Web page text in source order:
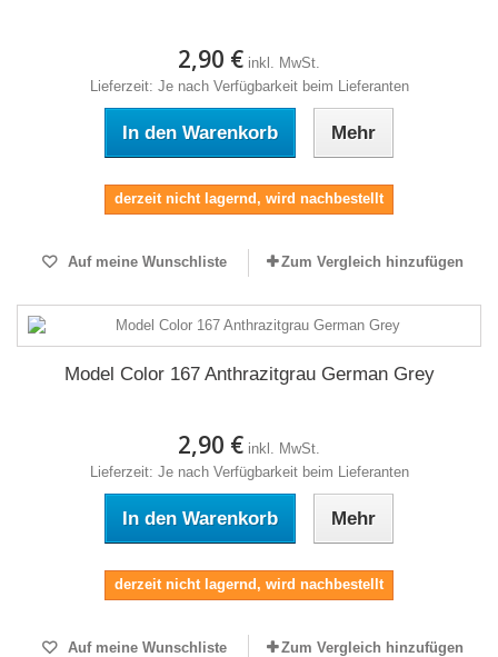
2,90 € inkl. MwSt.
Lieferzeit: Je nach Verfügbarkeit beim Lieferanten
In den Warenkorb Mehr
derzeit nicht lagernd, wird nachbestellt
Auf meine Wunschliste Zum Vergleich hinzufügen
Model Color 167 Anthrazitgrau German Grey
2,90 € inkl. MwSt.
Lieferzeit: Je nach Verfügbarkeit beim Lieferanten
In den Warenkorb Mehr
derzeit nicht lagernd, wird nachbestellt
Auf meine Wunschliste Zum Vergleich hinzufügen